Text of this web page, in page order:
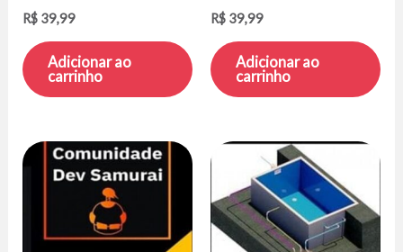
Moisés
R$ 39,99
Adicionar ao
carrinho
R$ 39,99
Adicionar ao
carrinho